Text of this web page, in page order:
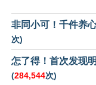
非同小可！千件养
次)
怎了得！首次发现
(284,544次)